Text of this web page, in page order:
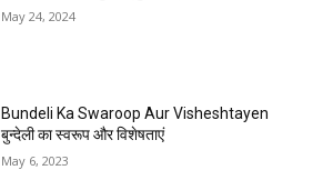
May 24, 2024
Bundeli Ka Swaroop Aur Visheshtayen
बुन्देली का स्वरूप और विशेषताएं
May 6, 2023